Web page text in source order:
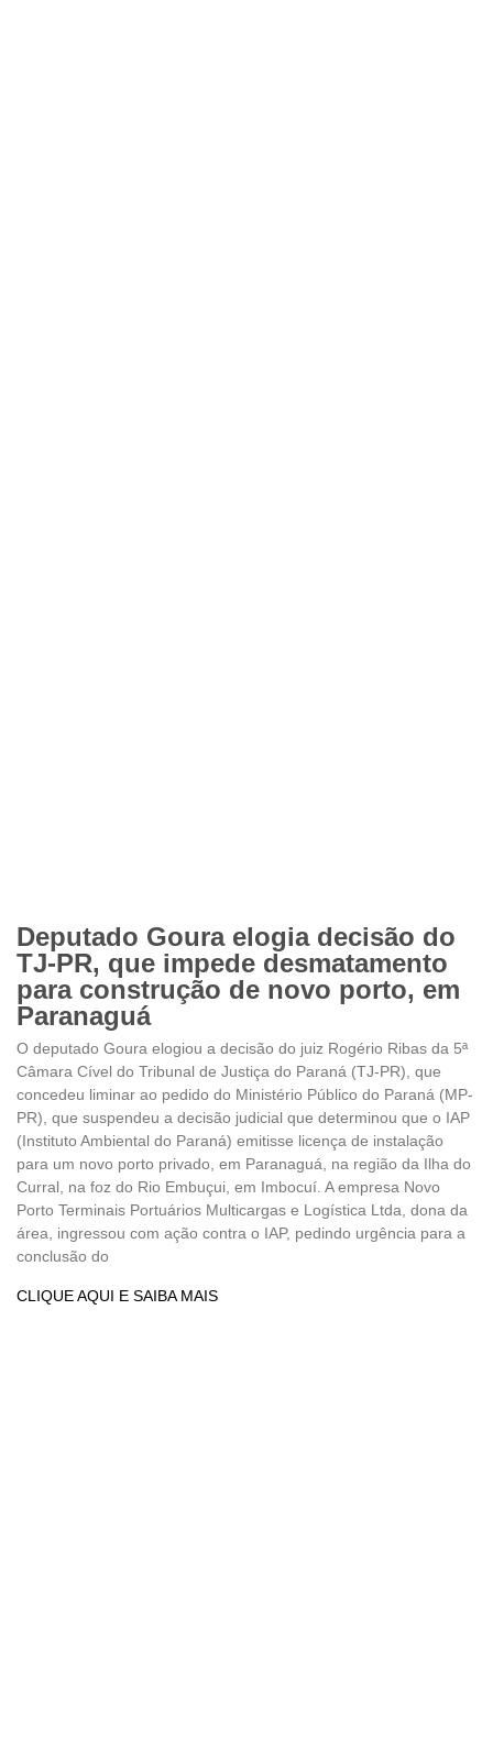
Deputado Goura elogia decisão do
TJ-PR, que impede desmatamento
para construção de novo porto, em
Paranaguá
O deputado Goura elogiou a decisão do juiz Rogério Ribas da 5ª
Câmara Cível do Tribunal de Justiça do Paraná (TJ-PR), que
concedeu liminar ao pedido do Ministério Público do Paraná (MP-
PR), que suspendeu a decisão judicial que determinou que o IAP
(Instituto Ambiental do Paraná) emitisse licença de instalação
para um novo porto privado, em Paranaguá, na região da Ilha do
Curral, na foz do Rio Embuçui, em Imbocuí. A empresa Novo
Porto Terminais Portuários Multicargas e Logística Ltda, dona da
área, ingressou com ação contra o IAP, pedindo urgência para a
conclusão do
CLIQUE AQUI E SAIBA MAIS